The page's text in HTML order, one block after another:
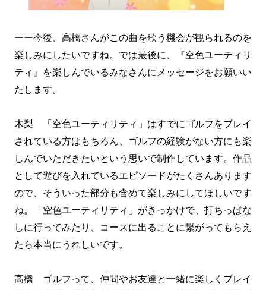
ーー今後、高橋さんがこの曲を歌う機会が観られるのを
楽しみにしたいですね。では最後に、『空色ユーティリ
ティ』を楽しんでいるみなさんにメッセージをお願いい
たします。
木梨 「空色ユーティリティ」はすでにゴルフをプレイ
されている方はもちろん、ゴルフの経験がない方にも楽
しんでいただきたいという思いで制作しています。作品
として遊びを入れているエピソードがたくさんあります
ので、そういった部分も含めて楽しみにしてほしいです
ね。「空色ユーティリティ」がきっかけで、打ちっぱな
しに行ってみたり、コースに出ることに繋がってもらえ
たら本当にうれしいです。
高橋 ゴルフって、仲間やお友達と一緒に楽しくプレイ